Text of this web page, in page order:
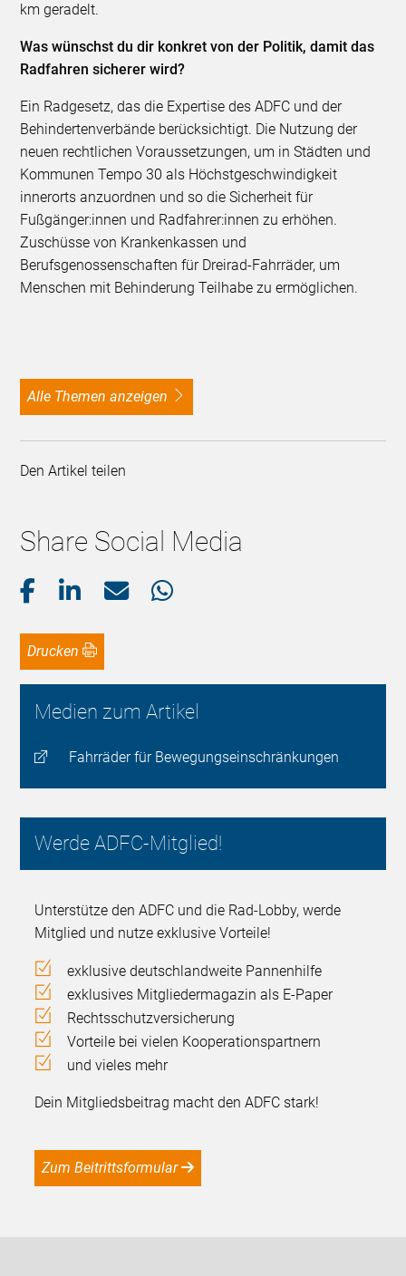
km geradelt.
Was wünschst du dir konkret von der Politik, damit das
Radfahren sicherer wird?
Ein Radgesetz, das die Expertise des ADFC und der
Behindertenverbände berücksichtigt. Die Nutzung der
neuen rechtlichen Voraussetzungen, um in Städten und
Kommunen Tempo 30 als Höchstgeschwindigkeit
innerorts anzuordnen und so die Sicherheit für
Fußgänger:innen und Radfahrer:innen zu erhöhen.
Zuschüsse von Krankenkassen und
Berufsgenossenschaften für Dreirad-Fahrräder, um
Menschen mit Behinderung Teilhabe zu ermöglichen.
alle Themen anzeigen
Den Artikel teilen
Share Social Media
Drucken
Medien zum Artikel
Fahrräder für Bewegungseinschränkungen
Werde ADFC-Mitglied!
Unterstütze den ADFC und die Rad-Lobby, werde
Mitglied und nutze exklusive Vorteile!
exklusive deutschlandweite Pannenhilfe
exklusives Mitgliedermagazin als E-Paper
Rechtsschutzversicherung
Vorteile bei vielen Kooperationspartnern
und vieles mehr
Dein Mitgliedsbeitrag macht den ADFC stark!
Zum Beitrittsformular